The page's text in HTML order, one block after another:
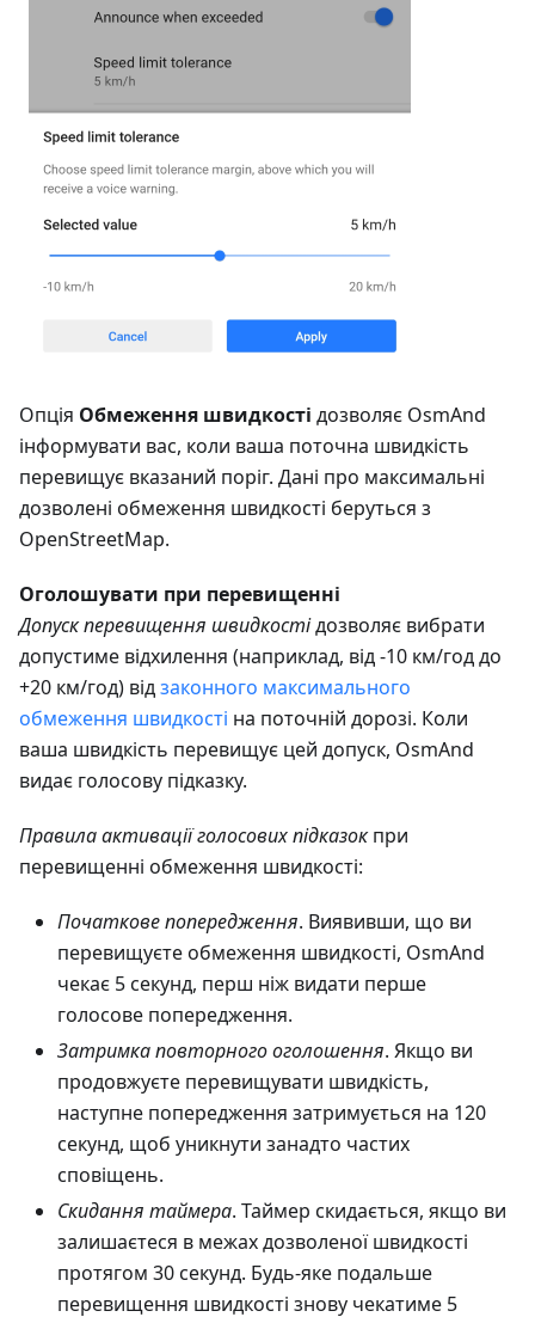
Опція Обмеження швидкості дозволяє OsmAnd
інформувати вас, коли ваша поточна швидкість
перевищує вказаний поріг. Дані про максимальні
дозволені обмеження швидкості беруться з
OpenStreetMap.
Оголошувати при перевищенні
Допуск перевищення швидкостідозволяє вибрати
допустиме відхилення (наприклад, від -10 км/год до
+20 км/год) відзаконного максимального
обмеження швидкості на поточній дорозі. Коли
ваша швидкість перевищує цей допуск, OsmAnd
видає голосову підказку.
Правила активації голосових підказокпри
перевищенні обмеження швидкості:
Початкове попередження. Виявивши, що ви
перевищуєте обмеження швидкості, OsmAnd
чекає 5 секунд, перш ніж видати перше
голосове попередження.
Затримка повторного оголошення. Якщо ви
продовжуєте перевищувати швидкість,
наступне попередження затримується на 120
секунд, щоб уникнути занадто частих
сповіщень.
Скидання таймера. Таймер скидається, якщо ви
залишаєтеся в межах дозволеної швидкості
протягом 30 секунд. Будь-яке подальше
перевищення швидкості знову чекатиме 5